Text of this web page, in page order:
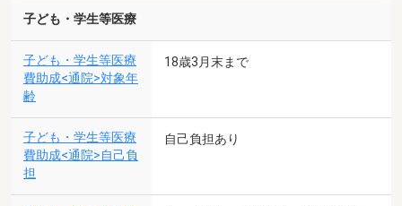
子ども・学生等医療
子ども・学生等医療
費助成<通院>対象年
齢
18歳3月末まで
子ども・学生等医療
費助成<通院>自己負
担
自己負担あり